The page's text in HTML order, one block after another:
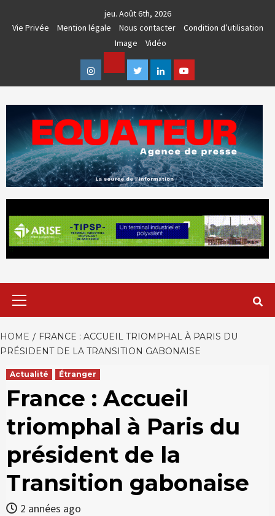
jeu. Août 6th, 2026
Vie Privée
Mention légale Nous contacter
Condition d’utilisation
Image
Vidéo
Instagram
Facebook
TwitterLinkedinYoutube
EQUATEUR
HOME
FRANCE : ACCUEIL TRIOMPHAL À PARIS DU
PRÉSIDENT DE LA TRANSITION GABONAISE
Actualité Étranger
France : Accueil
triomphal à Paris du
président de la
Transition gabonaise
2 années ago